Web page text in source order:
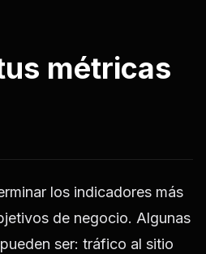
métricas
los indicadores más
de negocio. Algunas
ser: tráfico al sitio